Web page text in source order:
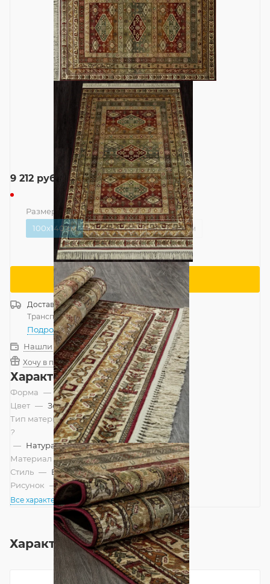
9 212 руб.
Размер — 100x140 см
100x140 см
135x195 см 160x230 см
Сообщить о поступлении
ДоставкаРоссия
Транспортной компанией—бесплатно
Подробнее
Нашли дешевле?
Хочу в подарок
Характеристики
Форма — Прямоугольник
Цвет — Зеленый, Красный
Тип материала
?
— Натуральный
Материал — Вискоза
Стиль — Восточный
Рисунок — Классический
Все характеристики
Характеристики